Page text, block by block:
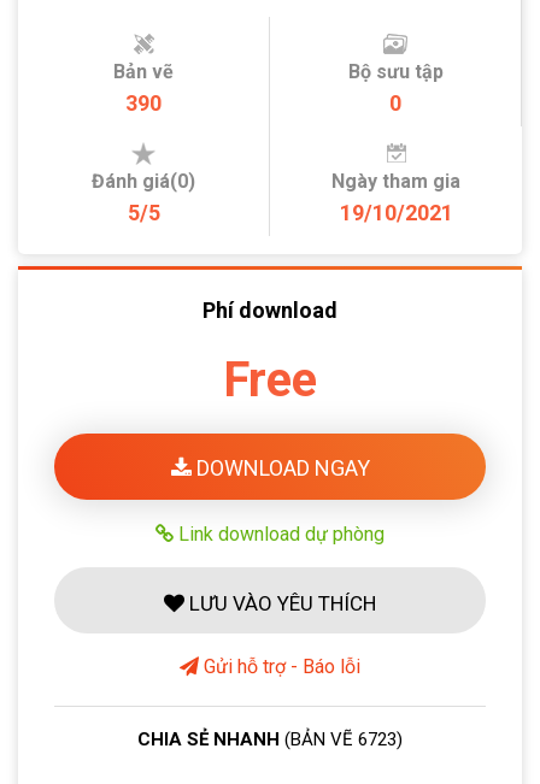
Bản vẽ
390
Bộ sưu tập
0
Đánh giá(0)
5/5
Ngày tham gia
19/10/2021
Phí download
Free
DOWNLOAD NGAY
Link download dự phòng
LƯU VÀO YÊU THÍCH
Gửi hỗ trợ - Báo lỗi
CHIA SẺ NHANH (BẢN VẼ 6723)